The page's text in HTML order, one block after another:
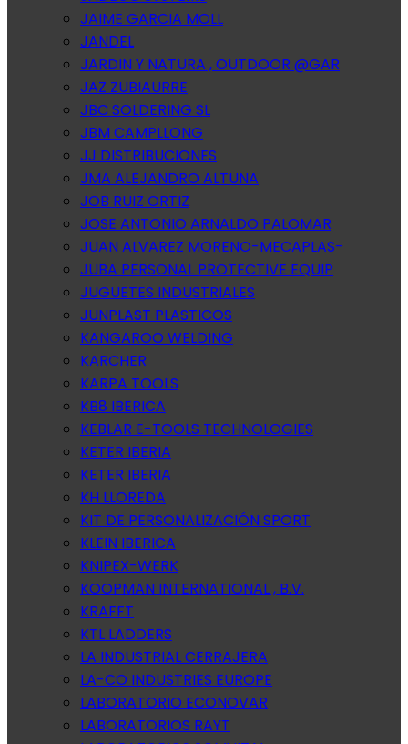
JAIME GARCIA MOLL
JANDEL
JARDIN Y NATURA , OUTDOOR @GAR
JAZ ZUBIAURRE
JBC SOLDERING SL
JBM CAMPLLONG
JJ DISTRIBUCIONES
JMA ALEJANDRO ALTUNA
JOB RUIZ ORTIZ
JOSE ANTONIO ARNALDO PALOMAR
JUAN ALVAREZ MORENO-MECAPLAS-
JUBA PERSONAL PROTECTIVE EQUIP
JUGUETES INDUSTRIALES
JUNPLAST PLASTICOS
KANGAROO WELDING
KARCHER
KARPA TOOLS
KB8 IBERICA
KEBLAR E-TOOLS TECHNOLOGIES
KETER IBERIA
KETER IBERIA
KH LLOREDA
KIT DE PERSONALIZACIÓN SPORT
KLEIN IBERICA
KNIPEX-WERK
KOOPMAN INTERNATIONAL , B.V.
KRAFFT
KTL LADDERS
LA INDUSTRIAL CERRAJERA
LA-CO INDUSTRIES EUROPE
LABORATORIO ECONOVAR
LABORATORIOS RAYT